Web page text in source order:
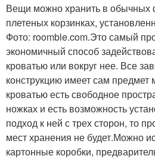
Вещи можно хранить в обычных
плетеных корзинках,
Фото: roomble.com.Это самый
экономичный способ
кроватью или вокруг нее. Все
конструкцию имеет сам предмет
кроватью есть свободное
ножках и есть возможность
подход к ней с трех сторон, то
мест хранения не будет.Можно
картонные коробки,